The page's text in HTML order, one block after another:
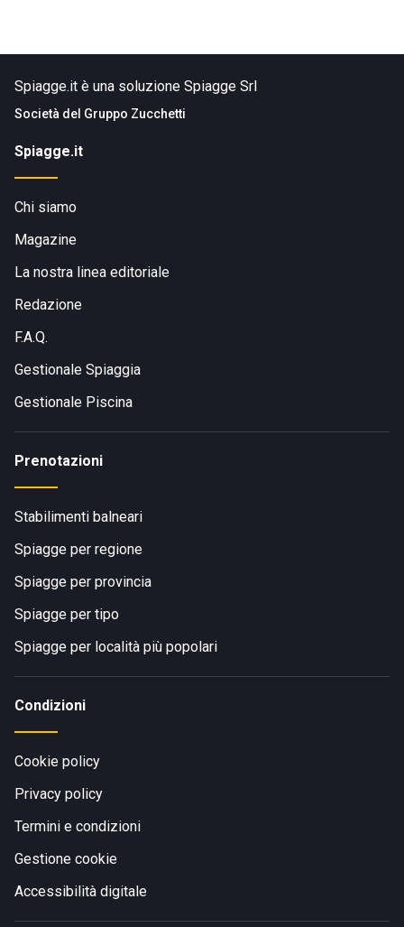
Spiagge.it è una soluzione Spiagge Srl
Società del Gruppo Zucchetti
Spiagge.it
Chi siamo
Magazine
La nostra linea editoriale
Redazione
F.A.Q.
Gestionale Spiaggia
Gestionale Piscina
Prenotazioni
Stabilimenti balneari
Spiagge per regione
Spiagge per provincia
Spiagge per tipo
Spiagge per località più popolari
Condizioni
Cookie policy
Privacy policy
Termini e condizioni
Gestione cookie
Accessibilità digitale